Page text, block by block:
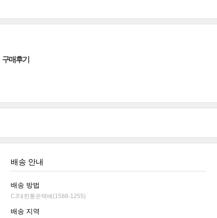
구매후기
배송 안내
배송 방법
CJ대한통운택배(1588-1255)
배송 지역